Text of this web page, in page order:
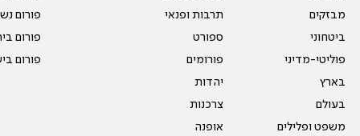
מבזקים
ביטחוני
פוליטי-מדיני
בארץ
בעולם
משפט ופלילים
תרבות ופנאי
ספורט
פורומים
יהדות
צרכנות
אופנה
פורום
פורום
פורום